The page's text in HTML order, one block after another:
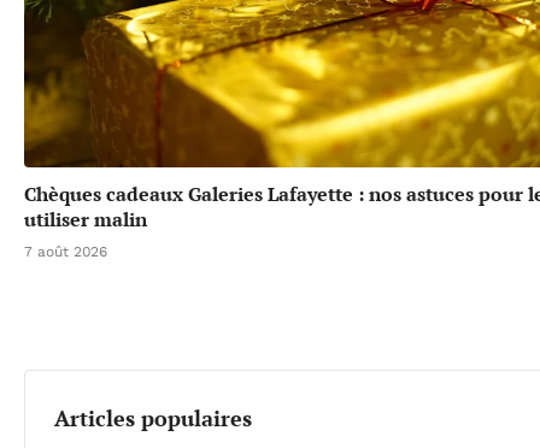
Chèques cadeaux Galeries Lafayette : nos astuces pour
utiliser malin
7 août 2026
Articles populaires